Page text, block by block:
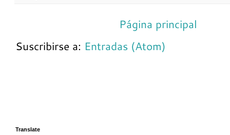
Página principal
Suscribirse a: Entradas (Atom)
Translate